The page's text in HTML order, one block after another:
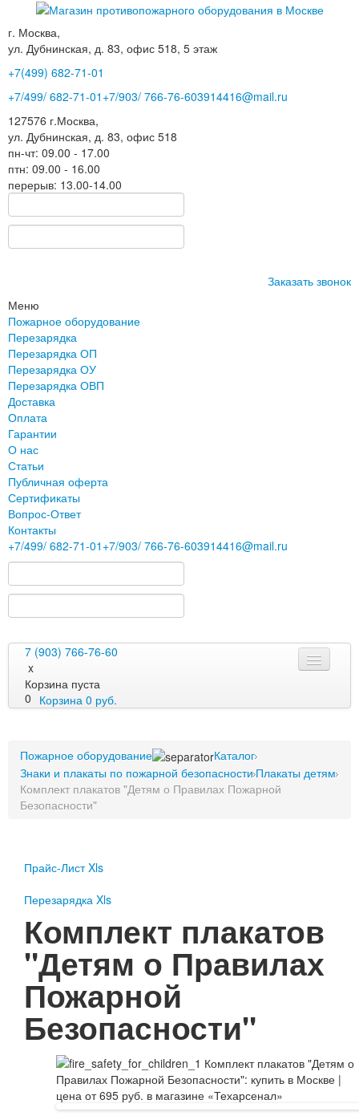
г. Москва,
ул. Дубнинская, д. 83, офис 518, 5 этаж
+7(499) 682-71-01
+7/499/ 682-71-01 +7/903/ 766-76-603914416@mail.ru
127576 г.Москва,
ул. Дубнинская, д. 83, офис 518
пн-чт: 09.00 - 17.00
птн: 09.00 - 16.00
перерыв: 13.00-14.00
Заказать звонок
Меню
Пожарное оборудование
Перезарядка
Перезарядка ОП
Перезарядка ОУ
Перезарядка ОВП
Доставка
Оплата
Гарантии
О нас
Статьи
Публичная оферта
Сертификаты
Вопрос-Ответ
Контакты
+7/499/ 682-71-01 +7/903/ 766-76-603914416@mail.ru
7 (903) 766-76-60
x
Корзина пуста
0 Корзина 0 руб.
Перезарядка
Перезарядка ОП
Перезарядка ОУ
Перезарядка ОВП
Оплата
Гарантии
О нас
Статьи
Публичная оферта
Сертификаты
Вопрос-Ответ
Контакты
Пожарное оборудование
Перезарядка
Перезарядка ОП
Перезарядка ОУ
Пожарное оборудование
Каталог
Знаки и плакаты по пожарной безопасности Плакаты детям
Комплект плакатов "Детям о Правилах Пожарной
Безопасности"
Прайс-Лист Xls
Перезарядка Xls
Комплект плакатов
"Детям о Правилах
Пожарной
Безопасности"